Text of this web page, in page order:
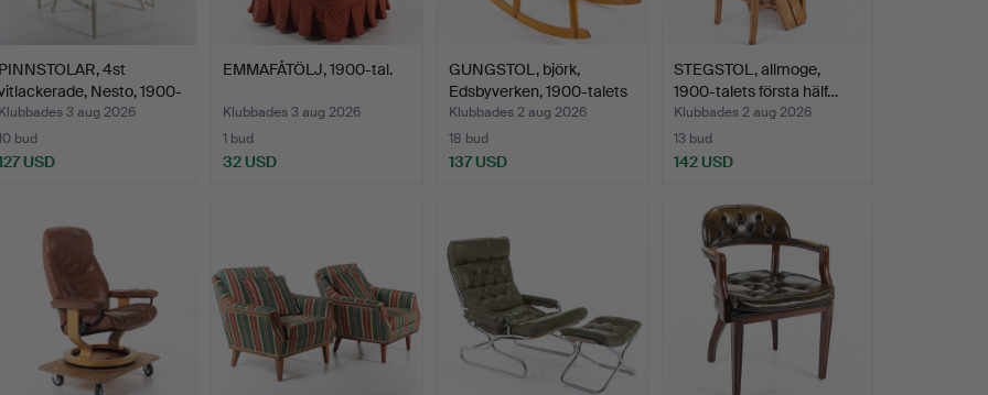
4st
Nesto, 1900-
3 aug 2026
bud
USD
EMMAFÅTÖLJ, 1900-tal.
Klubbades 3 aug 2026
1 bud
32 USD
GUNGSTOL, björk,
Edsbyverken, 1900-talets
…
Klubbades 2 aug 2026
18 bud
137 USD
STEGSTOL, allmoge,
1900-talets första hälf…
Klubbades 2 aug 2026
13 bud
142 USD